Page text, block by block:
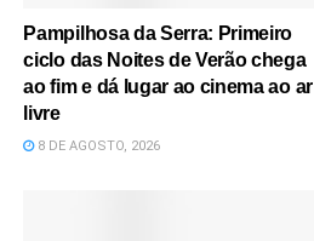
Pampilhosa da Serra: Primeiro
ciclo das Noites de Verão chega
ao fim e dá lugar ao cinema ao ar
livre
8 DE AGOSTO, 2026